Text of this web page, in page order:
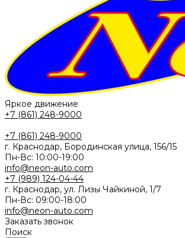
Яркое движение
+7 (861) 248-9000
+7 (861) 248-9000
г. Краснодар, Бородинская улица, 156/15
Пн-Вс: 10:00-19:00
info@neon-auto.com
+7 (989) 124-04-44
г. Краснодар, ул. Лизы Чайкиной, 1/7
Пн-Вс: 09:00-18:00
info@neon-auto.com
Заказать звонок
Поиск